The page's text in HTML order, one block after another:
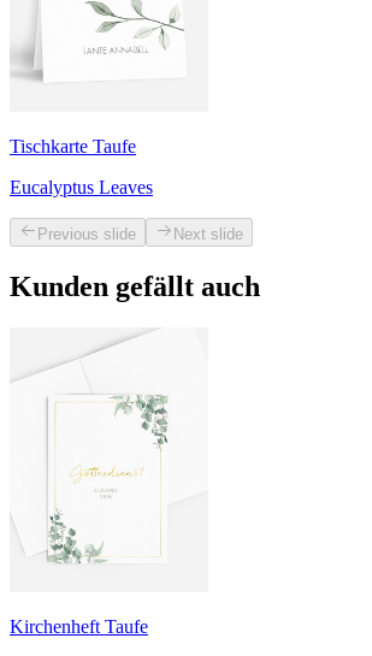
Tischkarte Taufe
Eucalyptus Leaves
Previous slide Next slide
Kunden gefällt auch
Kirchenheft Taufe